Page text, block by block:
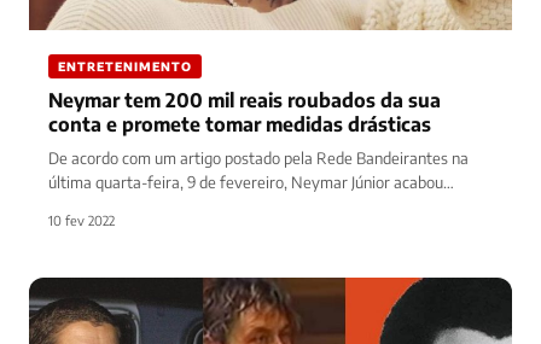
ENTRETENIMENTO
Neymar tem 200 mil reais roubados da sua
conta e promete tomar medidas drásticas
De acordo com um artigo postado pela Rede Bandeirantes na
última quarta-feira, 9 de fevereiro, Neymar Júnior acabou
10 fev 2022